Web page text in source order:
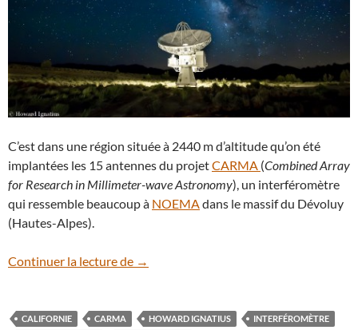
C’est dans une région située à 2440 m d’altitude qu’on été
implantées les 15 antennes du projetCARMA (Combined Array
for Research in Millimeter-wave Astronomy), un interféromètre
qui ressemble beaucoup à NOEMAdans le massif du Dévoluy
(Hautes-Alpes).
Continuer la lecture de CARMA, un interféromètre dans la
→
CALIFORNIE CARMA HOWARD IGNATIUS
INTERFÉROMÈTRE